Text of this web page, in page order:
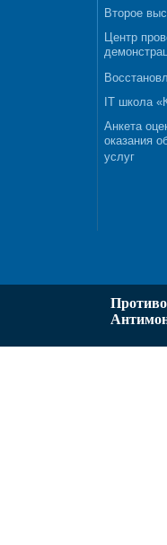
Второе
Центр
IT школа
Анкета
оказания
услуг